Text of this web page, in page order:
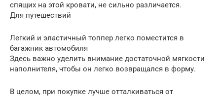
спящих на этой кровати, не сильно различается.
Для путешествий
Легкий и эластичный топпер легко поместится в
багажник автомобиля
Здесь важно уделить внимание достаточной мягкости
наполнителя, чтобы он легко возвращался в форму.
В целом, при покупке лучше отталкиваться от